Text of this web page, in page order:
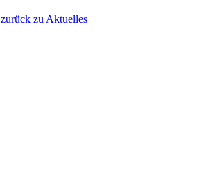
zurück zu Aktuelles